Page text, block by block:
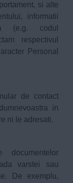
si alte
informatii
(e.g. codul
respectivul
Personal
de contact
in
ni le adresati.
documentelor
varstei sau
De exemplu,